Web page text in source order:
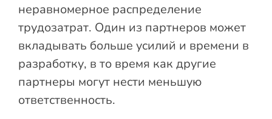
неравномерное распределение
трудозатрат. Один из партнеров может
вкладывать больше усилий и времени в
разработку, в то время как другие
партнеры могут нести меньшую
ответственность.